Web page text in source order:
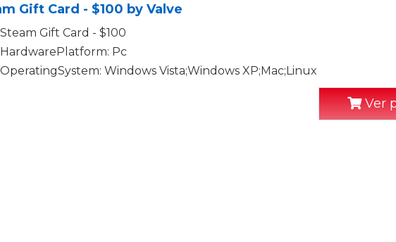
Gift Card - $100 by Valve
Steam Gift Card - $100
HardwarePlatform: Pc
OperatingSystem: Windows Vista;Windows XP;Mac;Linux
Ver